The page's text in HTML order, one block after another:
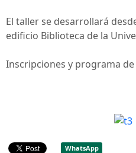
El taller se desarrollará
edificio Biblioteca de la
Inscripciones y programa
WhatsApp